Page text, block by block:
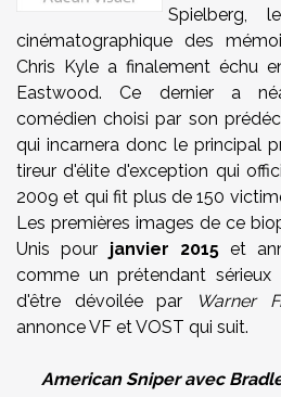
Spielberg,
cinématographique des
Chris Kyle a finalement échu
Eastwood. Ce dernier a
comédien choisi par son
qui incarnera donc le principal
tireur d'élite d'exception qui
2009 et qui fit plus de 150
Les premières images de ce
Unis pour janvier 2015et
comme un prétendant
d'être dévoilée par
Warner
annonce VF et VOST qui suit.
American Sniper avec